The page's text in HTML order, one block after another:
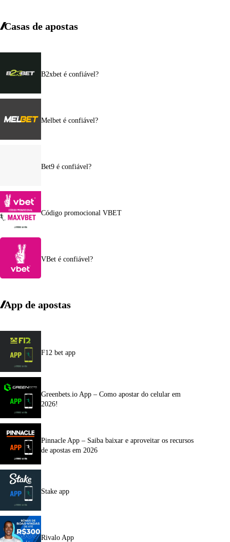
Casas de apostas
B2xbet é confiável?
Melbet é confiável?
Bet9 é confiável?
Código promocional VBET
VBet é confiável?
App de apostas
F12 bet app
Greenbets.io App – Como apostar do celular em
2026!
Pinnacle App – Saiba baixar e aproveitar os recursos
de apostas em 2026
Stake app
Rivalo App